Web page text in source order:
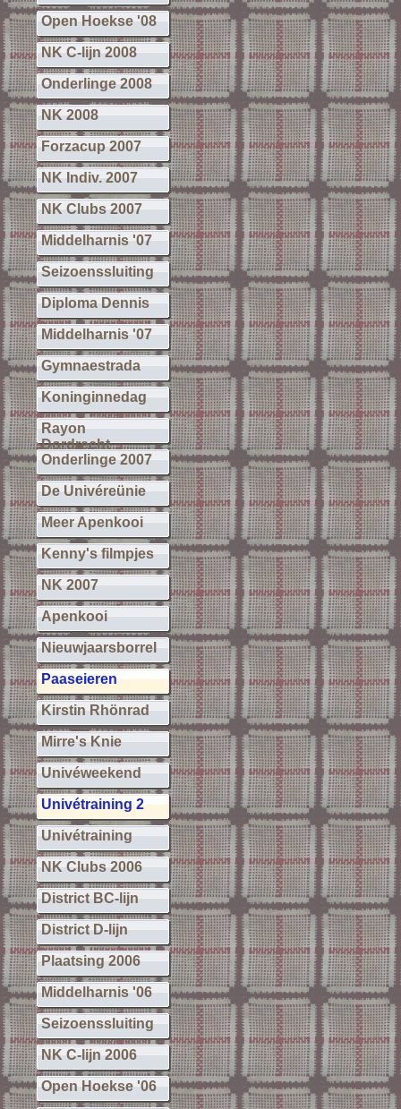
Open Hoekse '08
NK C-lijn 2008
Onderlinge 2008
NK 2008
Forzacup 2007
NK Indiv. 2007
NK Clubs 2007
Middelharnis '07
Seizoenssluiting
Diploma Dennis
Middelharnis '07
Gymnaestrada
Koninginnedag
Rayon
Dordrecht
Onderlinge 2007
De Univéreünie
Meer Apenkooi
Kenny's filmpjes
NK 2007
Apenkooi
Nieuwjaarsborrel
Paaseieren
Kirstin Rhönrad
Mirre's Knie
Univéweekend
Univétraining 2
Univétraining
NK Clubs 2006
District BC-lijn
District D-lijn
Plaatsing 2006
Middelharnis '06
Seizoenssluiting
NK C-lijn 2006
Open Hoekse '06